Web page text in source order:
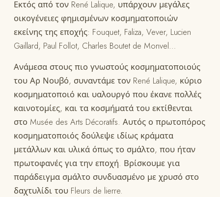
Εκτός από τον René Lalique, υπάρχουν μεγάλες
οικογένειες φημισμένων κοσμηματοποιών
εκείνης της εποχής: Fouquet, Faliza, Vever, Lucien
Gaillard, Paul Follot, Charles Boutet de Monvel…
Ανάμεσα στους πιο γνωστούς κοσμηματοποιούς
του Αρ Νουβό, συναντάμε τον René Lalique, κύριο
κοσμηματοποιό και υαλουργό που έκανε πολλές
καινοτομίες, και τα κοσμήματά του εκτίθενται
στο Musée des Arts Décoratifs. Αυτός ο πρωτοπόρος
κοσμηματοποιός δούλεψε ιδίως κράματα
μετάλλων και υλικά όπως το σμάλτο, που ήταν
πρωτοφανές για την εποχή. Βρίσκουμε για
παράδειγμα σμάλτο συνδυασμένο με χρυσό στο
δαχτυλίδι του Fleurs de lierre.